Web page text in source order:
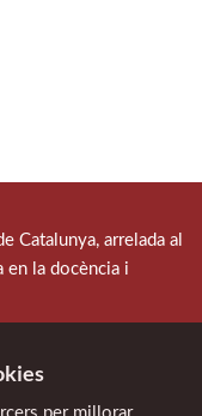
Catalunya, arrelada al
en la docència i